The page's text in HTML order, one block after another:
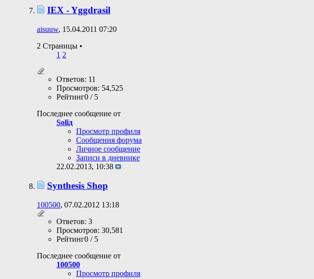
IEX - Yggdrasil
aisuuw, 15.04.2011 07:20
2 Страницы •
1 2
Ответов: 11
Просмотров: 54,525
Рейтинг0 / 5
Последнее сообщение от
Soliд
Просмотр профиля
Сообщения форума
Личное сообщение
Записи в дневнике
22.02.2013, 10:38
Synthesis Shop
100500, 07.02.2012 13:18
Ответов: 3
Просмотров: 30,581
Рейтинг0 / 5
Последнее сообщение от
100500
Просмотр профиля